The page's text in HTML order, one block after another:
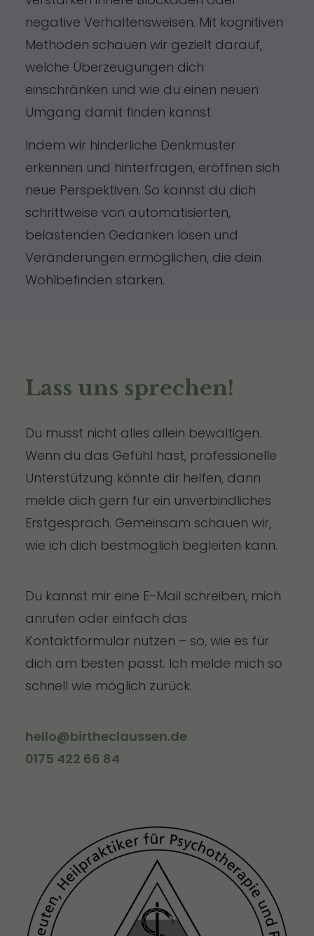
negative Verhaltensweisen. Mit kognitiven
Methoden schauen wir gezielt darauf,
welche Überzeugungen dich
einschränken und wie du einen neuen
Umgang damit finden kannst.
Indem wir hinderliche Denkmuster
erkennen und hinterfragen, eröffnen sich
neue Perspektiven. So kannst du dich
schrittweise von automatisierten,
belastenden Gedanken lösen und
Veränderungen ermöglichen, die dein
Wohlbefinden stärken.
Lass uns sprechen!
Du musst nicht alles allein bewältigen.
Wenn du das Gefühl hast, professionelle
Unterstützung könnte dir helfen, dann
melde dich gern für ein unverbindliches
Erstgespräch. Gemeinsam schauen wir,
wie ich dich bestmöglich begleiten kann.
Du kannst mir eine E-Mail schreiben, mich
anrufen oder einfach das
Kontaktformular nutzen – so, wie es für
dich am besten passt. Ich melde mich so
schnell wie möglich zurück.
hello@birtheclaussen.de
0175 422 66 84